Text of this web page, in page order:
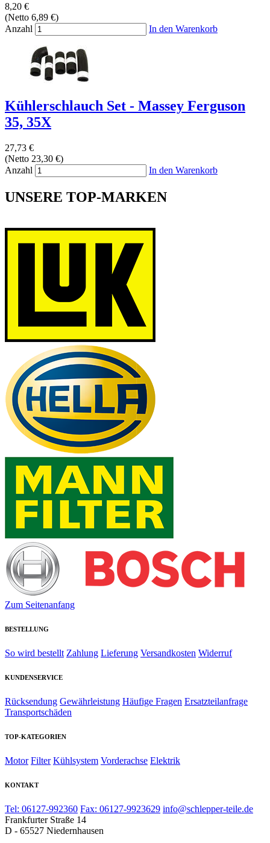
8,20 €
(Netto 6,89 €)
Anzahl
In den Warenkorb
Kühlerschlauch Set - Massey Ferguson
35, 35X
27,73 €
(Netto 23,30 €)
Anzahl
In den Warenkorb
UNSERE TOP-MARKEN
Zum Seitenanfang
BESTELLUNG
So wird bestellt Zahlung Lieferung Versandkosten Widerruf
KUNDENSERVICE
Rücksendung Gewährleistung Häufige Fragen Ersatzteilanfrage
Transportschäden
TOP-KATEGORIEN
Motor Filter Kühlsystem Vorderachse Elektrik
KONTAKT
Tel: 06127-992360 Fax: 06127-9923629 info@schlepper-teile.de
Frankfurter Straße 14
D - 65527 Niedernhausen